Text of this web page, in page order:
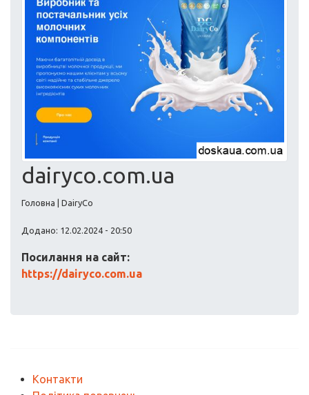
dairyco.com.ua
Головна | DairyCo
Додано: 12.02.2024 - 20:50
Посилання на сайт:
https://dairyco.com.ua
Контакти